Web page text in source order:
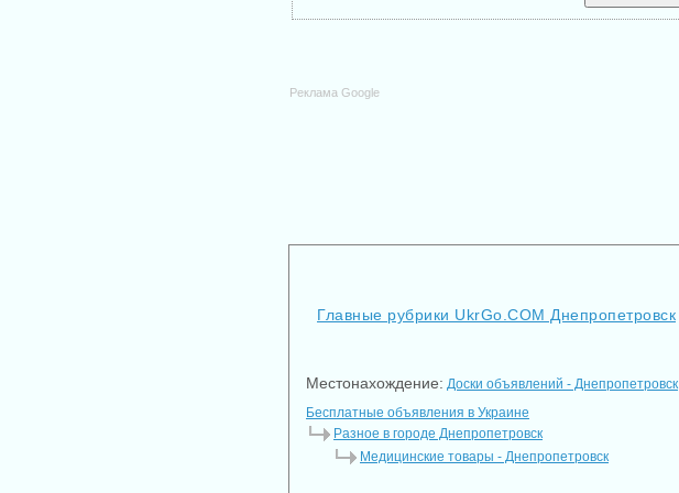
Реклама Google
Главные рубрики UkrGo.COM Днепропетровск
Местонахождение: Доски объявлений - Днепропетровск
Бесплатные объявления в Украине
Разное в городе Днепропетровск
Медицинские товары - Днепропетровск